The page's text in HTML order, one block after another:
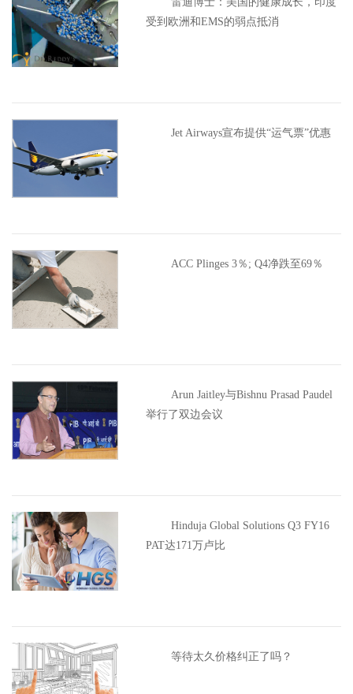
受到欧洲和EMS的弱点抵消
Jet Airways宣布提供“运气票”优惠
ACC Plinges 3％; Q4净跌至69％
Arun Jaitley与Bishnu Prasad Paudel
举行了双边会议
Hinduja Global Solutions Q3 FY16
PAT达171万卢比
等待太久价格纠正了吗？